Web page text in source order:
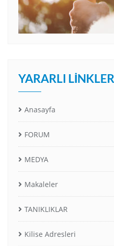
YARARLI LINKLER
Anasayfa
FORUM
MEDYA
Makaleler
TANIKLIKLAR
Kilise Adresleri